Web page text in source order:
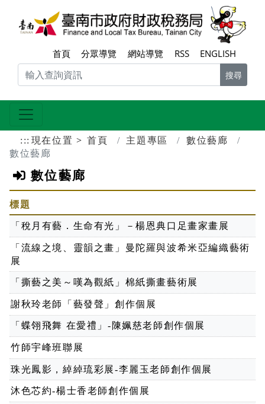
跳到主要內容區塊
首頁 分眾導覽 網站導覽 RSS ENGLISH
搜尋
::: 現在位置 首頁 主題專區
數位藝廊
數位藝廊
數位藝廊
標題
「稅月有藝．生命有光」－楊恩典口足畫家畫展
「流線之境、靈韻之畫」曼陀羅與波希米亞編織藝術
展
「撕藝之美～嘆為觀紙」棉紙撕畫藝術展
謝秋玲老師「藝發聲」創作個展
「蝶翎飛舞 在愛禮」-陳姵慈老師創作個展
竹師宇峰班聯展
珠光鳳影，綽綽琉彩展-李麗玉老師創作個展
沐色芯約-楊士香老師創作個展